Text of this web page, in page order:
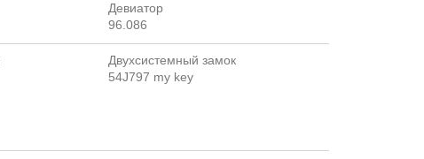
Девиатор
96.086
Двухсистемный замок
54J797 my key